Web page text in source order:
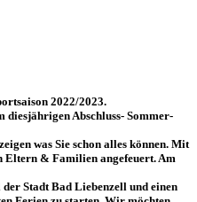
2022/2023.
diesjährigen Abschluss- Sommer-
was Sie schon alles können. Mit
Eltern & Familien angefeuert. Am
der Stadt Bad Liebenzell und einen